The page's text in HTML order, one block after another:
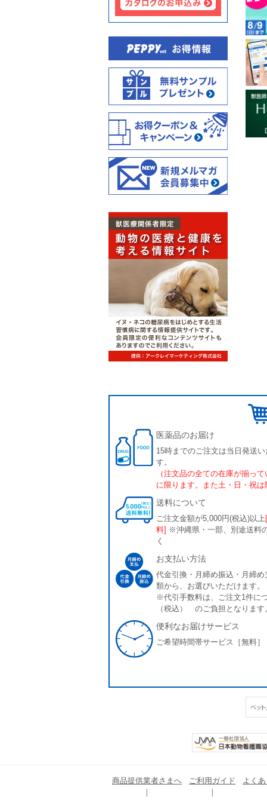
医薬品のお届け
15時までのご注文は当日発送
す。
（注文品の全ての在庫が揃っ
に限ります。また土・日・祝は
送料について
ご注文金額が5,000円(税込)以上
料] ※沖縄県・一部、別途送料
く
お支払い方法
代金引換・月締め振込・月締め
類から、お選びいただけます。
※代引手数料は、ご注文1件に
（税込） のご負担となります
便利なお届けサービス
ご希望時間帯サービス［無料］
商品提供業者さまへ ご利用ガイド よく